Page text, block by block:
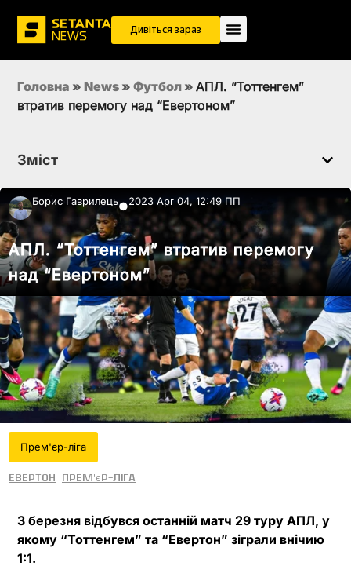
Дивіться зараз
Головна » News » Футбол » АПЛ. “Тоттенгем”
втратив перемогу над “Евертоном”
Зміст
Борис Гаврилець●2023 Apr 04, 12:49 ПП
АПЛ. “Тоттенгем” втратив перемогу
над “Евертоном”
Прем'єр-ліга
Евертон Прем'єр-ліга
3 березня відбувся останній матч 29 туру АПЛ, у
якому “Тоттенгем” та “Евертон” зіграли внічию
1:1.